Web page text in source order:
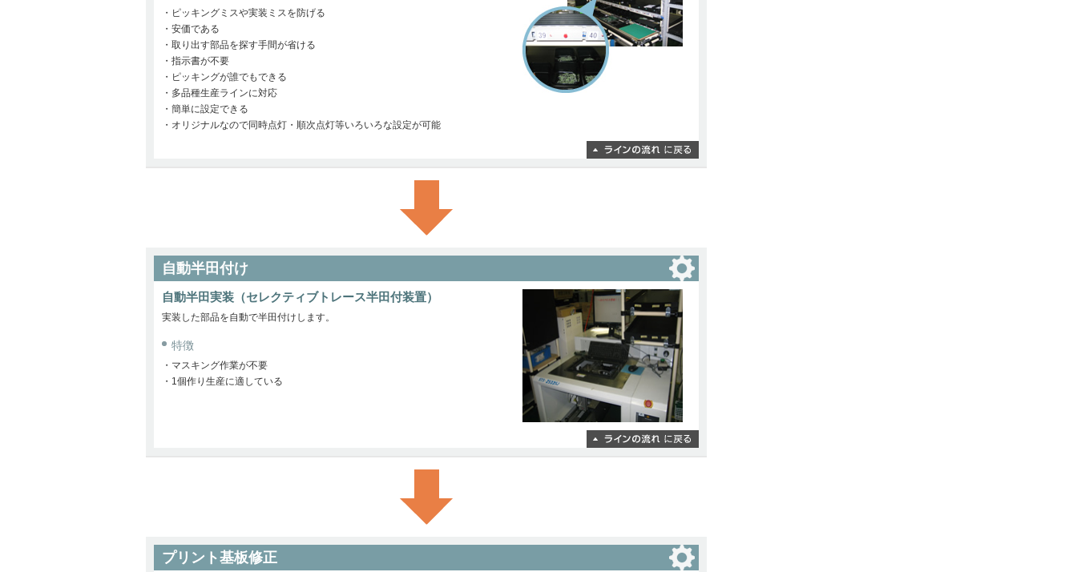
・ ピッキングミスや実装ミスを防げる
・ 安価である
・ 取り出す部品を探す手間が省ける
・ 指示書が不要
・ ピッキングが誰でもできる
・ 多品種生産ラインに対応
・ 簡単に設定できる
・ オリジナルなので同時点灯・順次点灯等いろいろな設定が可能
自動半田付け
自動半田実装（セレクティブトレース半田付装置）
実装した部品を自動で半田付けします。
特徴
・ マスキング作業が不要
・ 1個作り生産に適している
プリント基板修正